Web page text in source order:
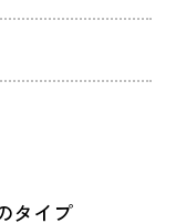
タイプ